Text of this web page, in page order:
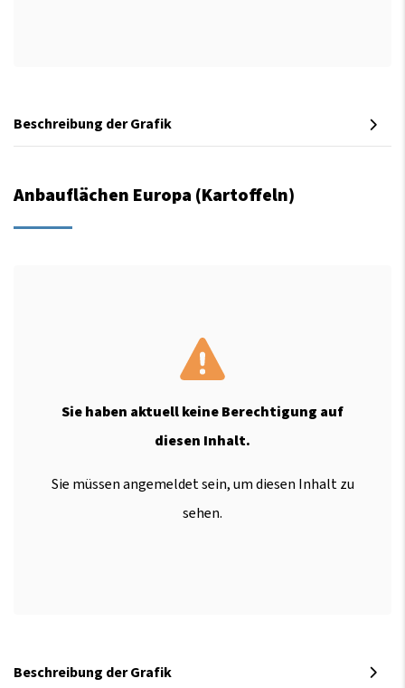
Beschreibung der Grafik
Anbauflächen Europa (Kartoffeln)
Sie haben aktuell keine Berechtigung auf
diesen Inhalt.
Sie müssen angemeldet sein, um diesen Inhalt zu
sehen.
Beschreibung der Grafik